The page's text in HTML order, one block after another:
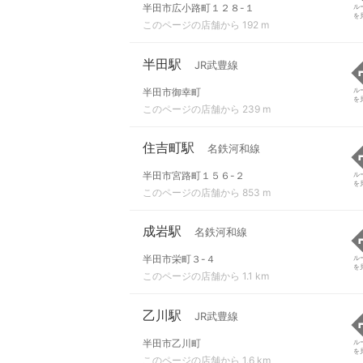
半田市広小路町１２８-１
このページの店舗から 192 m
ル
を
半田駅 JR武豊線
半田市御幸町
このページの店舗から 239 m
ル
を
住吉町駅 名鉄河和線
半田市宮路町１５６-２
このページの店舗から 853 m
ル
を
成岩駅 名鉄河和線
半田市栄町３-４
このページの店舗から 1.1 km
ル
を
乙川駅 JR武豊線
半田市乙川町
このページの店舗から 1.6 km
ル
を